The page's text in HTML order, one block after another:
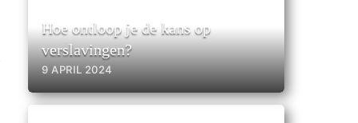
Hoe ontloop je de kans op
verslavingen?
9 APRIL 2024